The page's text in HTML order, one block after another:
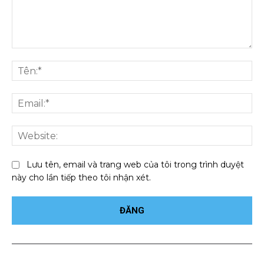
luận:
Lưu tên, email và trang web của tôi trong trình duyệt
này cho lần tiếp theo tôi nhận xét.